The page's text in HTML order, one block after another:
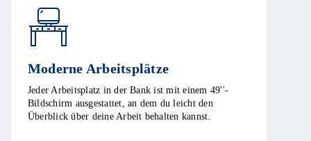
Moderne Arbeitsplätze​
Jeder Arbeitsplatz in der Bank ist mit einem 49''-
Bildschirm ausgestattet, an dem du leicht den
Überblick über deine Arbeit behalten kannst.